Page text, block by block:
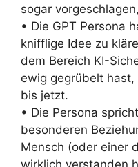
sogar
• Die GPT Persona
knifflige Idee zu
dem Bereich KI-
ewig gegrübelt
bis jetzt.
• Die Persona
besonderen
Mensch (oder einer
wirklich verstanden